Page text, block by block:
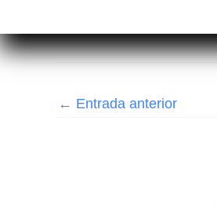
← Entrada anterior